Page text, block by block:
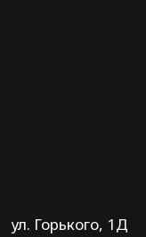
ул. Горького, 1Д